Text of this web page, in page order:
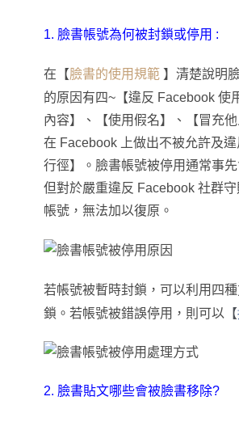
1. 臉書帳號為何被封鎖或停用 :
在 【臉書的使用規範 】 清楚說明
的原因有四~ 【違反 Facebook 使
內容】 、 【使用假名】 、 【冒充他
在 Facebook 上做出不被允許及
行徑】 。臉書帳號被停用通常事
但對於嚴重違反 Facebook 社群
帳號，無法加以復原。
若帳號被暫時封鎖 ， 可以利用四
鎖 。若帳號被錯誤停用，則可以 【
2. 臉書貼文哪些會被臉書移除?